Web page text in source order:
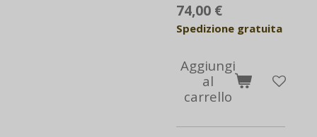
74,00 €
Spedizione gratuita
Aggiungi
al
carrello